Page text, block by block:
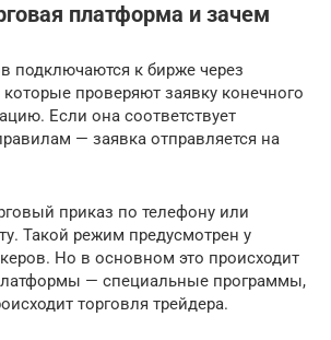
платформа и зачем
подключаются к бирже через
проверяют заявку конечного
Если она соответствует
— заявка отправляется на
приказ по телефону или
Такой режим предусмотрен у
Но в основном это происходит
— специальные программы,
торговля трейдера.